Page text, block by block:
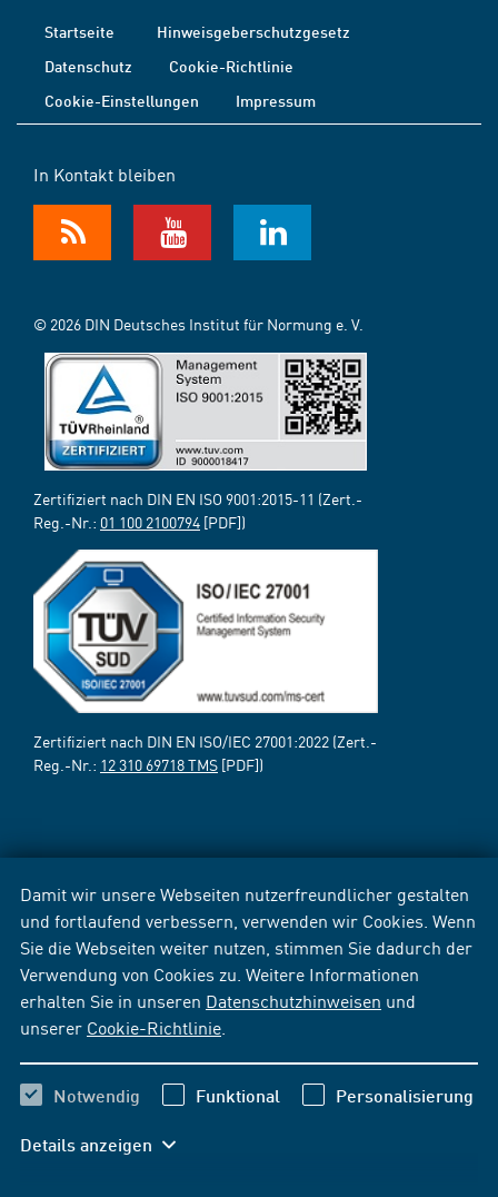
Damit wir unsere Webseiten nutzerfreundlicher gestalten
und fortlaufend verbessern, verwenden wir Cookies. Wenn
Sie die Webseiten weiter nutzen, stimmen Sie dadurch der
Verwendung von Cookies zu. Weitere Informationen
erhalten Sie in unseren Datenschutzhinweisen und
unserer Cookie-Richtlinie
Notwendig Funktional Personalisierung
Details anzeigen
Startseite
Hinweisgeberschutzgesetz
Datenschutz
Cookie-Richtlinie
Cookie-Einstellungen
Impressum
In Kontakt bleiben
© 2026 DIN Deutsches Institut für Normung e. V.
Zertifiziert nach DIN EN ISO 9001:2015-11 (Zert.-
Reg.-Nr.: 01 100 2100794 [PDF])
Zertifiziert nach DIN EN ISO/IEC 27001:2022 (Zert.-
Reg.-Nr.: 12 310 69718 TMS [PDF])